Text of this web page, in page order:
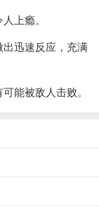
上瘾。
出迅速反应，充满
能被敌人击败。